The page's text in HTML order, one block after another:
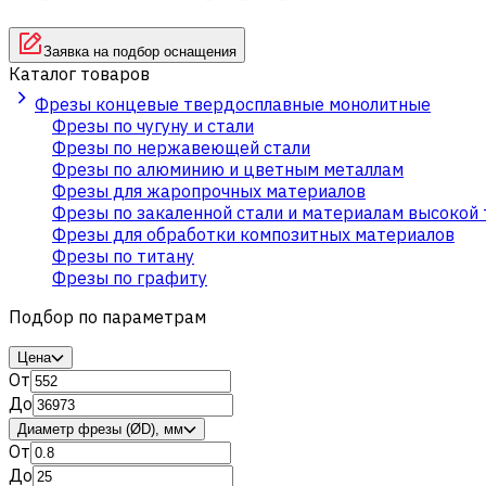
Заявка на подбор оснащения
Каталог товаров
Фрезы концевые твердосплавные монолитные
Фрезы по чугуну и стали
Фрезы по нержавеющей стали
Фрезы по алюминию и цветным металлам
Фрезы для жаропрочных материалов
Фрезы по закаленной стали и материалам высокой
Фрезы для обработки композитных материалов
Фрезы по титану
Фрезы по графиту
Подбор по параметрам
Цена
От
До
Диаметр фрезы (ØD), мм
От
До